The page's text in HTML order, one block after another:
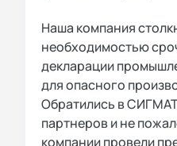
Наша компания
необходимостью
декларации
для опасного
Обратились в
партнеров и не
компании провели